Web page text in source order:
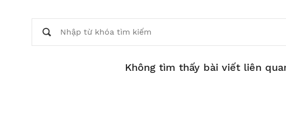
Không tìm thấy bài viết liên